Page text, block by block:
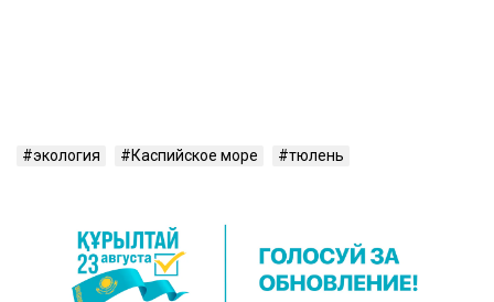
экология Каспийское море тюлень